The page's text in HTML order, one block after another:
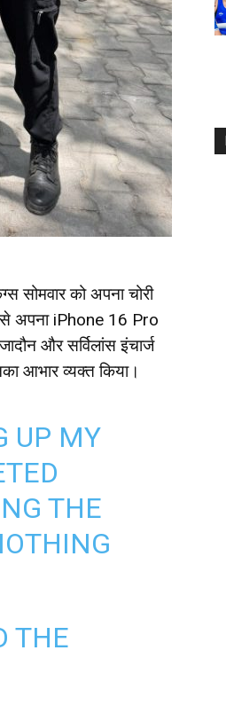
सोमवार को अपना चोरी
अपना iPhone 16 Pro
और सर्विलांस इंचार्ज
आभार व्यक्त किया।
UP MY
THE
THE